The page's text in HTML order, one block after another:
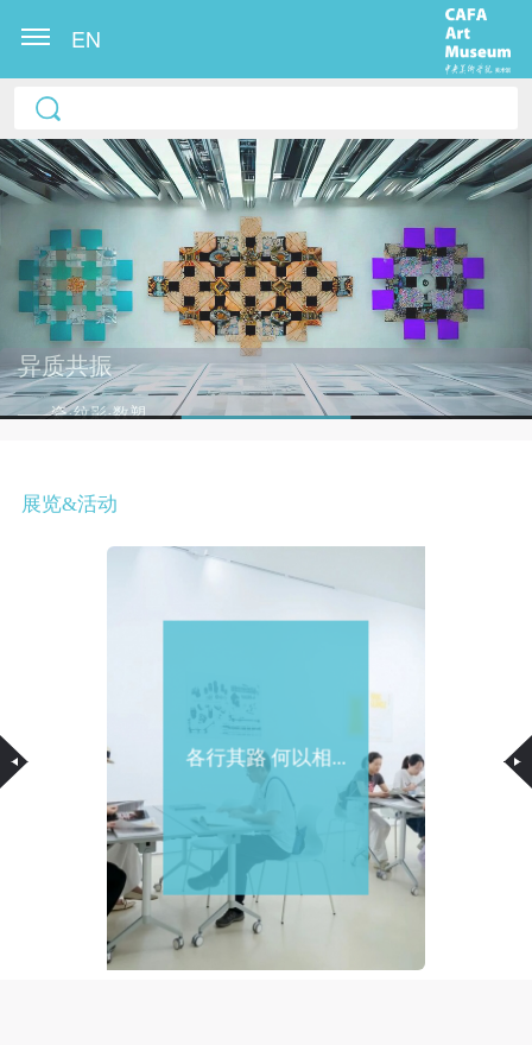
异质共振
——瓷·纹影·数塑
2026.07.07 -2026.09.04
展览&活动
各行其路 何以相...
EN